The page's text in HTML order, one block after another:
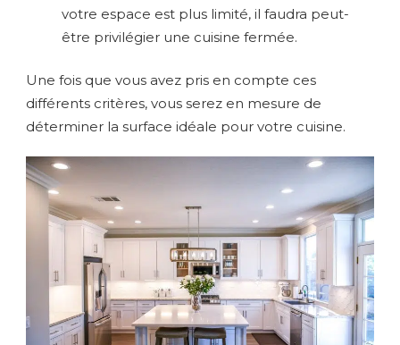
votre espace est plus limité, il faudra peut-
être privilégier une cuisine fermée.
Une fois que vous avez pris en compte ces
différents critères, vous serez en mesure de
déterminer la surface idéale pour votre cuisine.